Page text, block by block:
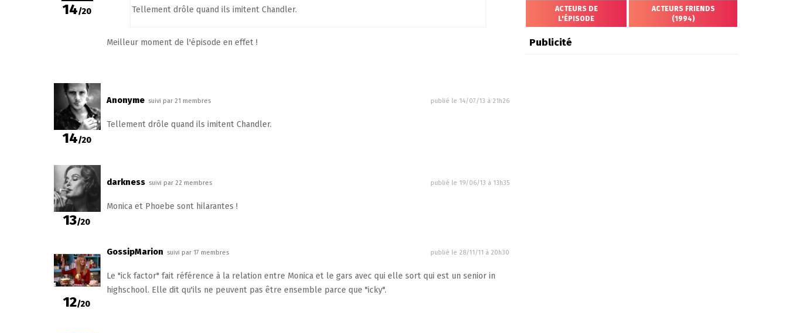
14/20 Tellement drôle quand ils imitent Chandler.
Meilleur moment de l'épisode en effet !
14/20
Anonyme suivi par 21 membres publié le 14/07/13 à 21h26
Tellement drôle quand ils imitent Chandler.
13/20
darkness suivi par 22 membres publié le 19/06/13 à 13h35
Monica et Phoebe sont hilarantes !
12/20
GossipMarion suivi par 17 membres publié le 28/11/11 à 20h30
Le "ick factor" fait référence à la relation entre Monica et le gars avec qui elle sort qui est un senior in
highschool. Elle dit qu'ils ne peuvent pas être ensemble parce que "icky".
ACTEURS DE
L'ÉPISODE
ACTEURS FRIENDS
(1994)
Publicité